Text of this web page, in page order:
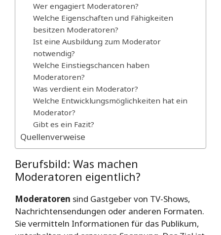
Wer engagiert Moderatoren?
Welche Eigenschaften und Fähigkeiten
besitzen Moderatoren?
Ist eine Ausbildung zum Moderator
notwendig?
Welche Einstiegschancen haben
Moderatoren?
Was verdient ein Moderator?
Welche Entwicklungsmöglichkeiten hat ein
Moderator?
Gibt es ein Fazit?
Quellenverweise
Berufsbild: Was machen
Moderatoren eigentlich?
Moderatoren sind Gastgeber von TV-Shows,
Nachrichtensendungen oder anderen Formaten.
Sie vermitteln Informationen für das Publikum,